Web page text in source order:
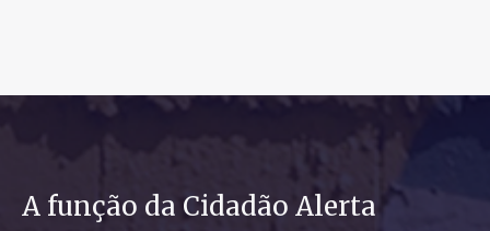
A função da Cidadão Alerta